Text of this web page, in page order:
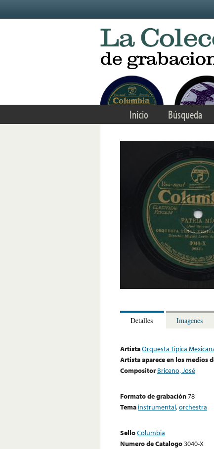
Inicio Búsqueda
Detalles Imagenes
ArtistaOrquesta Tipica
Artista aparece en los medios
Compositor Briceno, José
Formato de grabación78
Tema instrumental,orchestra
SelloColumbia
Numero de Catalogo3040-X